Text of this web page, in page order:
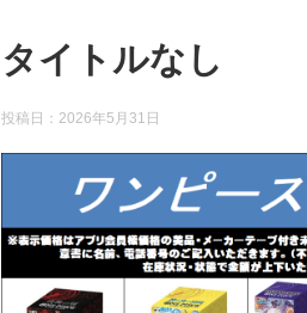
タイトルなし
投稿日： 2026年5月31日